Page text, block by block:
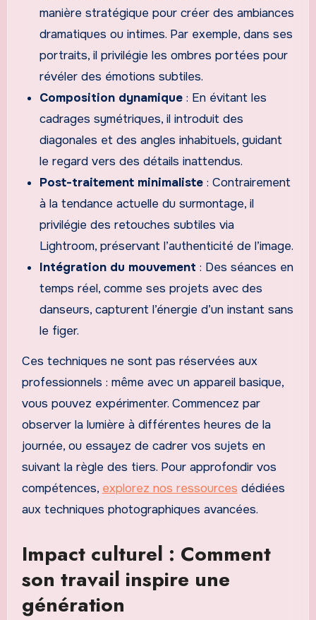
manière stratégique pour créer des ambiances
dramatiques ou intimes. Par exemple, dans ses
portraits, il privilégie les ombres portées pour
révéler des émotions subtiles.
Composition dynamique : En évitant les
cadrages symétriques, il introduit des
diagonales et des angles inhabituels, guidant
le regard vers des détails inattendus.
Post-traitement minimaliste : Contrairement
à la tendance actuelle du surmontage, il
privilégie des retouches subtiles via
Lightroom, préservant l’authenticité de l’image.
Intégration du mouvement : Des séances en
temps réel, comme ses projets avec des
danseurs, capturent l’énergie d’un instant sans
le figer.
Ces techniques ne sont pas réservées aux
professionnels : même avec un appareil basique,
vous pouvez expérimenter. Commencez par
observer la lumière à différentes heures de la
journée, ou essayez de cadrer vos sujets en
suivant la règle des tiers. Pour approfondir vos
compétences, explorez nos ressources dédiées
aux techniques photographiques avancées.
Impact culturel : Comment
son travail inspire une
génération